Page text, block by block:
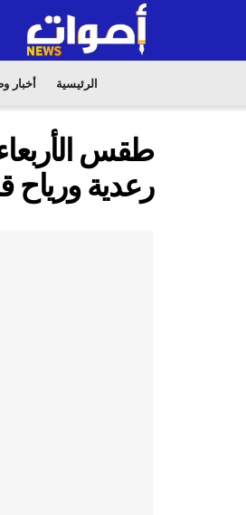
الرئيسية أخبار
طقس
رعدية ورياح